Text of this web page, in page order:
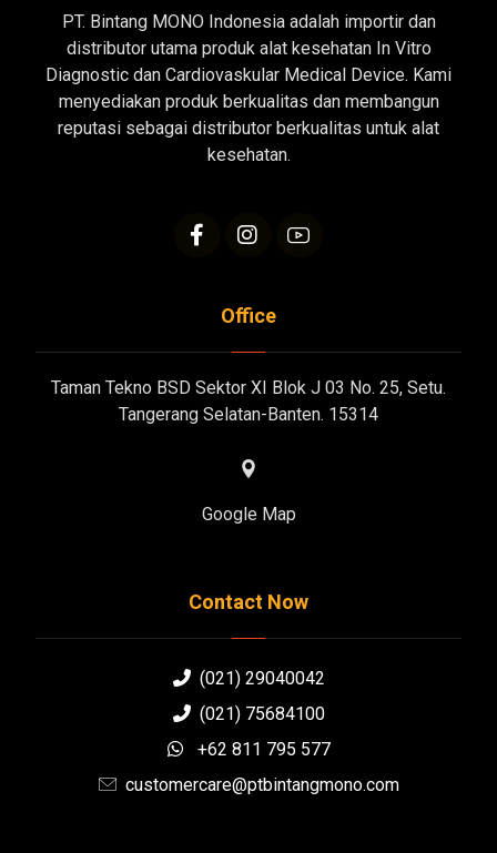
PT. Bintang MONO Indonesia adalah importir dan
distributor utama produk alat kesehatan In Vitro
Diagnostic dan Cardiovaskular Medical Device. Kami
menyediakan produk berkualitas dan membangun
reputasi sebagai distributor berkualitas untuk alat
kesehatan.
Office
Taman Tekno BSD Sektor XI Blok J 03 No. 25, Setu.
Tangerang Selatan-Banten. 15314
Google Map
Contact Now
(021) 29040042
(021) 75684100
+62 811 795 577
customercare@ptbintangmono.com